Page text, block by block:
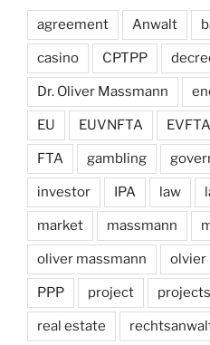
agreement Anwalt
casino CPTPP
Dr. Oliver Massmann
EU EUVNFTA EVFTA
FTA gambling
investor IPA law
market massmann
oliver massmann olvier
PPP project projects
real estate